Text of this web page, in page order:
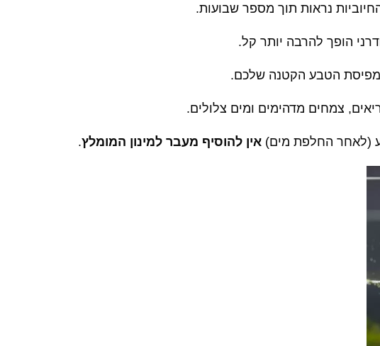
נראות תוך מספר שבועות.
הופך להרבה יותר קל.
מפיסת הטבע הקטנה שלכם.
צמחים מדהימים ומים צלולים.
אין להוסיף מעבר למינון המומלץ.